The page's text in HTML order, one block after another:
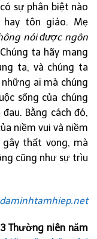
sự phân biệt nào
hay tôn giáo. Mẹ
nói được ngôn
Chúng ta hãy mang
ta, và chúng ta
ai mà chúng
sống của chúng
Bằng cách đó,
niềm vui và niềm
thất vọng, mà
cũng như sự trìu
daminhtamhiep.net
Thường niên năm